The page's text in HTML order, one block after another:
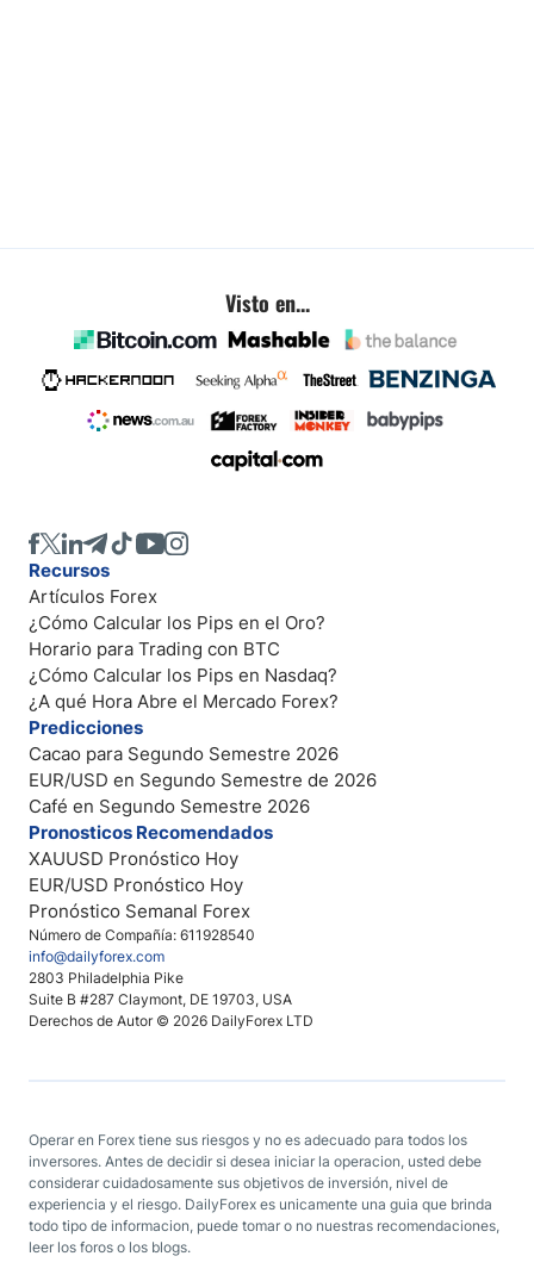
Visto en...
Número de Compañía: 611928540
info@dailyforex.com
2803 Philadelphia Pike
Suite B #287 Claymont, DE 19703, USA
Derechos de Autor © 2026 DailyForex LTD
Recursos
Artículos Forex
¿Cómo Calcular los Pips en el Oro?
Horario para Trading con BTC
¿Cómo Calcular los Pips en Nasdaq?
¿A qué Hora Abre el Mercado Forex?
Predicciones
Cacao para Segundo Semestre 2026
EUR/USD en Segundo Semestre de 2026
Café en Segundo Semestre 2026
Pronosticos Recomendados
XAUUSD Pronóstico Hoy
EUR/USD Pronóstico Hoy
Pronóstico Semanal Forex
Operar en Forex tiene sus riesgos y no es adecuado para todos los
inversores. Antes de decidir si desea iniciar la operacion, usted debe
considerar cuidadosamente sus objetivos de inversión, nivel de
experiencia y el riesgo. DailyForex es unicamente una guia que brinda
todo tipo de informacion, puede tomar o no nuestras recomendaciones,
leer los foros o los blogs.